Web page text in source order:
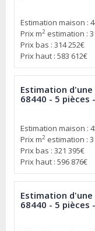
Estimation maison :
Prix m2 estimation :
Prix bas : 314 252€
Prix haut : 583 612€
Estimation
68440 - 5 pièces
Estimation maison :
Prix m2 estimation :
Prix bas : 321 395€
Prix haut : 596 876€
Estimation
68440 - 5 pièces